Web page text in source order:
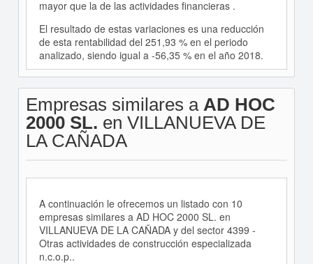
mayor que la de las actividades financieras .
El resultado de estas variaciones es una reducción
de esta rentabilidad del 251,93 % en el periodo
analizado, siendo igual a -56,35 % en el año 2018.
Empresas similares a AD HOC
2000 SL. en VILLANUEVA DE
LA CAÑADA
A continuación le ofrecemos un listado con 10
empresas similares a AD HOC 2000 SL. en
VILLANUEVA DE LA CAÑADA y del sector 4399 -
Otras actividades de construcción especializada
n.c.o.p..